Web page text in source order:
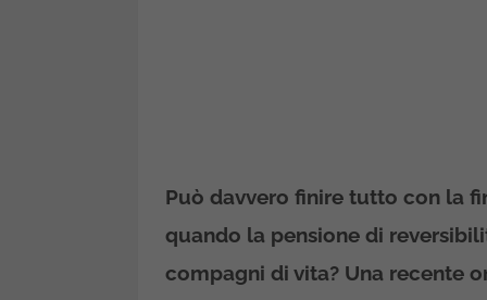
Può davvero finire tutto con la
quando la pensione di
compagni di vita? Una recente